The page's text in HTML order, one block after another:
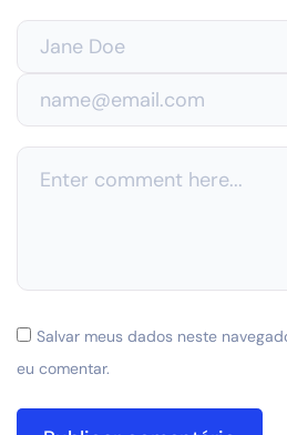
Salvar meus dados neste
eu comentar.